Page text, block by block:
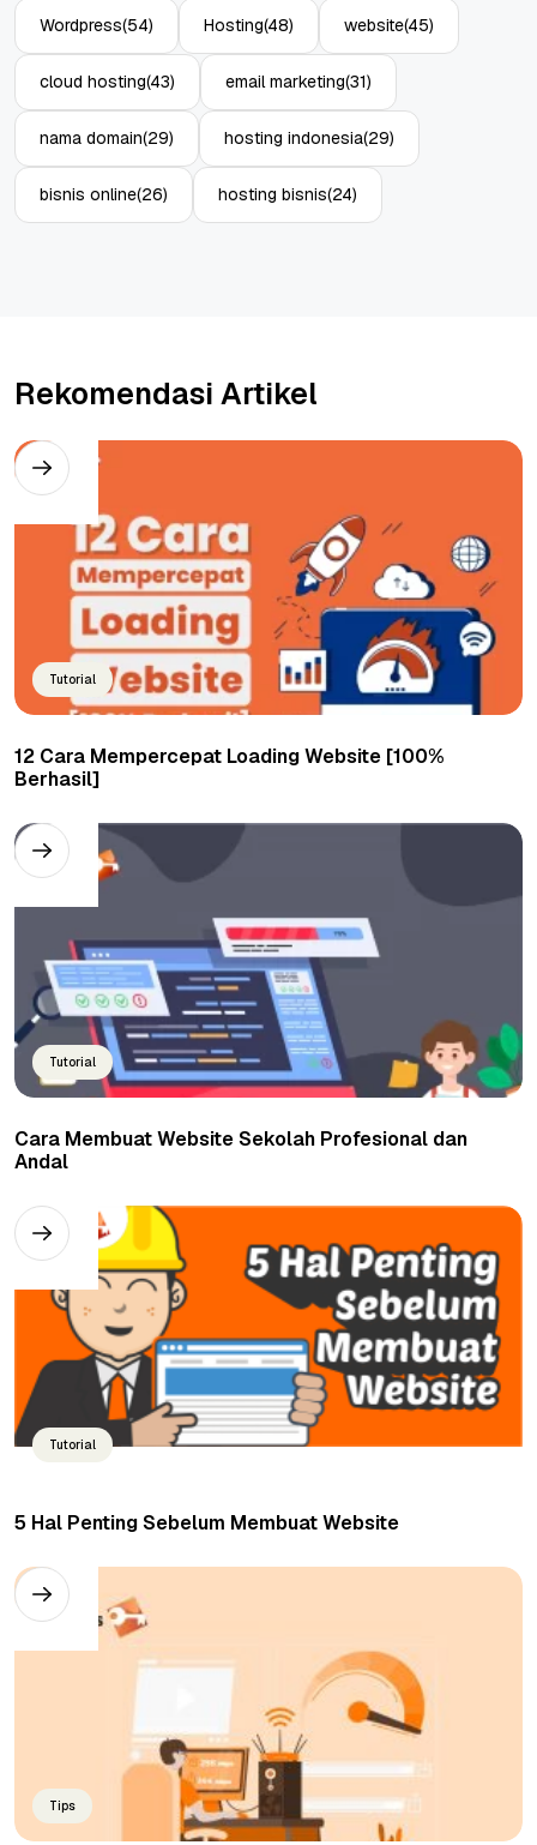
Wordpress(54) Hosting(48) website(45)
cloud hosting(43) email marketing(31)
nama domain(29) hosting indonesia(29)
bisnis online(26) hosting bisnis(24)
Rekomendasi Artikel
Tutorial
12 Cara Mempercepat Loading Website [100%
Berhasil]
Tutorial
Cara Membuat Website Sekolah Profesional dan
Andal
Tutorial
5 Hal Penting Sebelum Membuat Website
Tips